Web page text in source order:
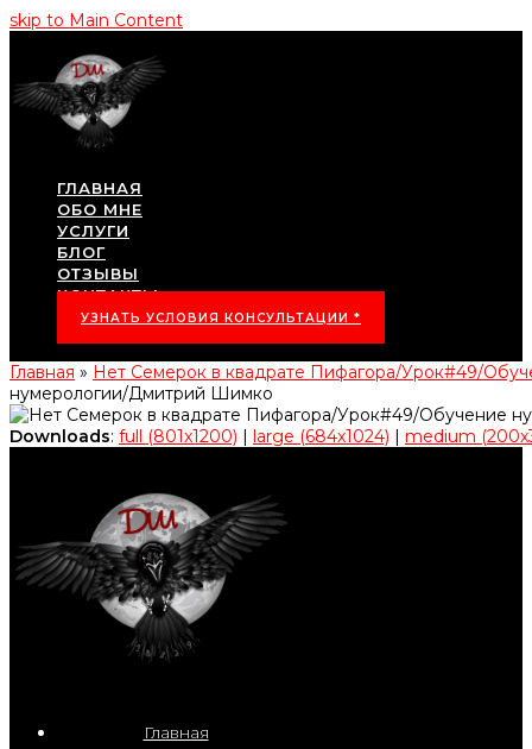
skip to Main Content
ГЛАВНАЯ
ОБО МНЕ
УСЛУГИ
БЛОГ
ОТЗЫВЫ
КОНТАКТЫ
УЗНАТЬ УСЛОВИЯ КОНСУЛЬТАЦИИ *
Главная » Нет Семерок в квадрате Пифагора/Урок#49/
нумерологии/Дмитрий Шимко
Downloads: full (801x1200) | large (684x1024) | medium
Главная